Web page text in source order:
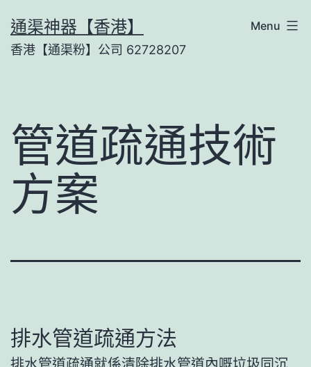
to
content
通渠神器【香港】
香港【通渠粉】公司 62728207
Menu
管道疏通技術
方案
排水管道疏通方法
排水管道疏通就係清除排水管道內嘅垃圾同沉